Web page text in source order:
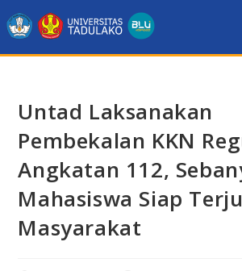
Untad Laksanakan
Pembekalan KKN
Angkatan 112,
Mahasiswa Siap
Masyarakat